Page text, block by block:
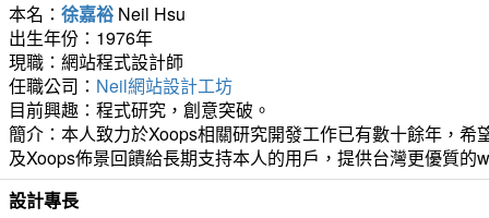
本名： 徐嘉裕 Neil Hsu
出生年份：1976年
現職：網站程式設計師
任職公司： Neil網站設計工坊
目前興趣：程式研究，創意突破。
簡介：本人致力於Xoops相關研究開發工作已有數十餘年，
及Xoops佈景回饋給長期支持本人的用戶，提供台灣更優質的
設計專長